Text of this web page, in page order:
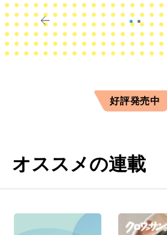
すか？
好評発売中
オススメの連載